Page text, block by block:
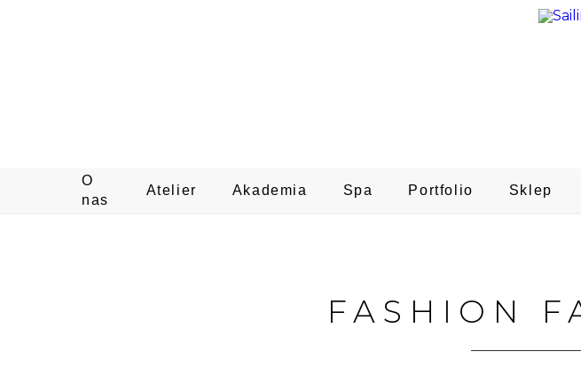
O
nas
Atelier Akademia Spa Portfolio Sklep
FASHION